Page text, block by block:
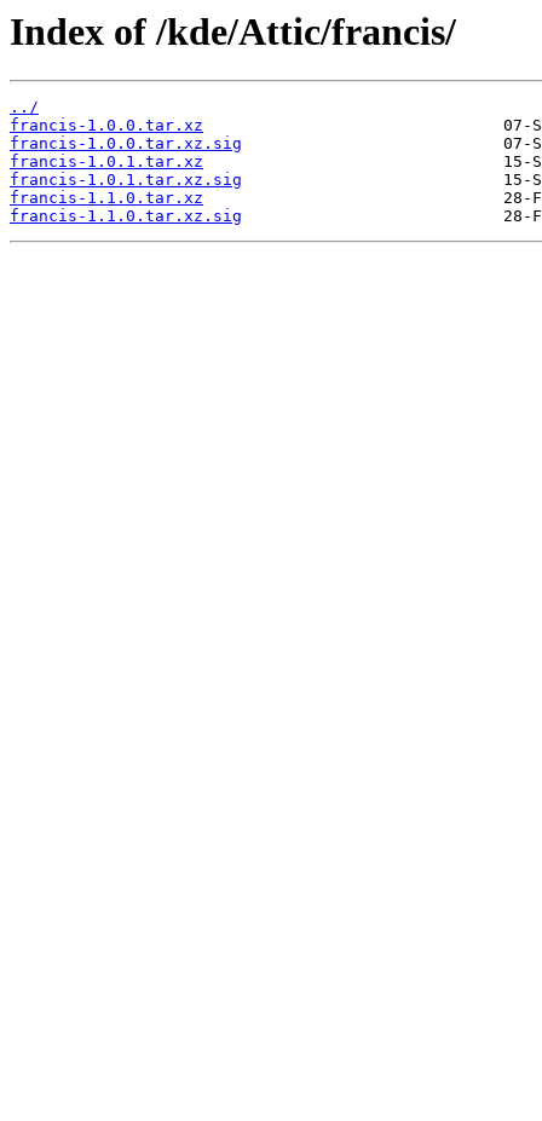
Index of /kde/Attic/francis/
../
francis-1.0.0.tar.xz
francis-1.0.0.tar.xz.sig
francis-1.0.1.tar.xz
francis-1.0.1.tar.xz.sig
francis-1.1.0.tar.xz
francis-1.1.0.tar.xz.sig